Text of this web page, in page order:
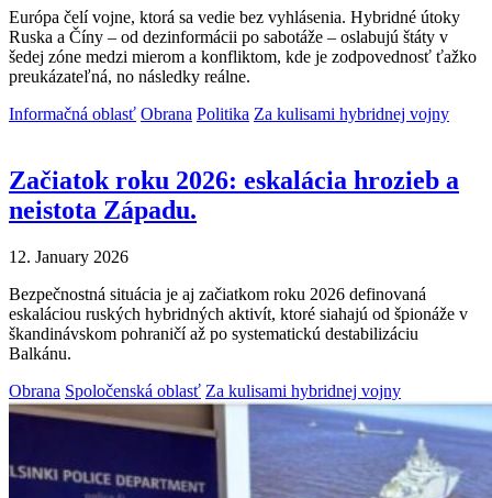
Európa čelí vojne, ktorá sa vedie bez vyhlásenia. Hybridné útoky
Ruska a Číny – od dezinformácii po sabotáže – oslabujú štáty v
šedej zóne medzi mierom a konfliktom, kde je zodpovednosť ťažko
preukázateľná, no následky reálne.
Informačná oblasť Obrana Politika Za kulisami hybridnej vojny
Začiatok roku 2026: eskalácia hrozieb a
neistota Západu.
12. January 2026
Bezpečnostná situácia je aj začiatkom roku 2026 definovaná
eskaláciou ruských hybridných aktivít, ktoré siahajú od špionáže v
škandinávskom pohraničí až po systematickú destabilizáciu
Balkánu.
Obrana Spoločenská oblasť Za kulisami hybridnej vojny